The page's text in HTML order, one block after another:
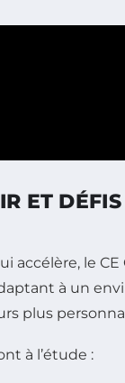
ET
accélère, le
à un
plus
à l’étude :